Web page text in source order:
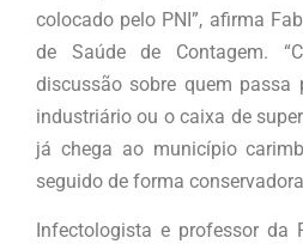
colocado pelo PNI”, afirma
de Saúde de Contagem.
discussão sobre quem
industriário ou o caixa de
já chega ao município
seguido de forma
Infectologista e professor da